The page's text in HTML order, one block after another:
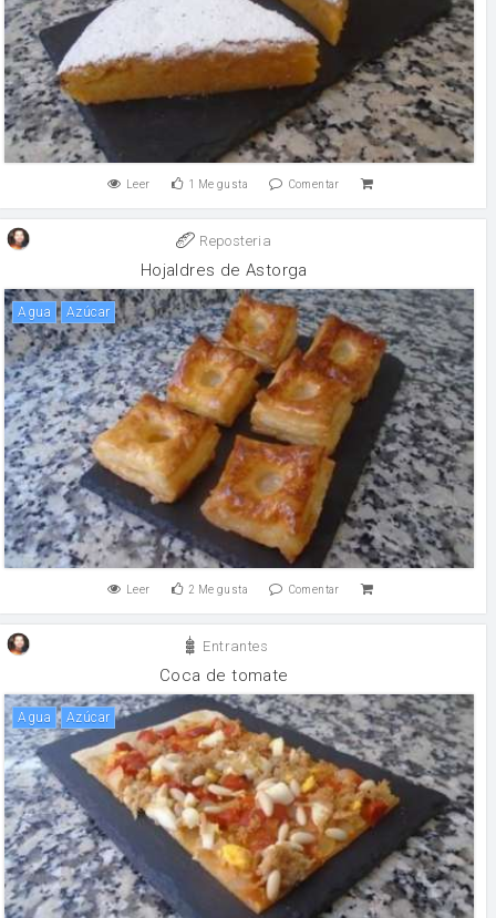
Leer 1 Me gusta Comentar
Reposteria
Hojaldres de Astorga
agua Azúcar
Leer 2 Me gusta Comentar
Entrantes
Coca de tomate
agua Azúcar